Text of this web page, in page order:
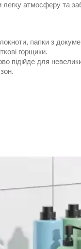
атмосферу та
папки з
горщики.
підійде для